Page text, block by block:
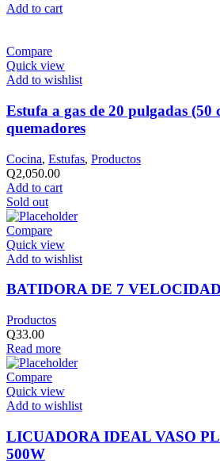
Add to cart
Compare
Quick view
Add to wishlist
Estufa a gas de 20 pulgadas (50
quemadores
Cocina, Estufas, Productos
Q2,050.00
Add to cart
Sold out
Compare
Quick view
Add to wishlist
BATIDORA DE 7
Productos
Q33.00
Read more
Compare
Quick view
Add to wishlist
LICUADORA IDEAL VASO
500W